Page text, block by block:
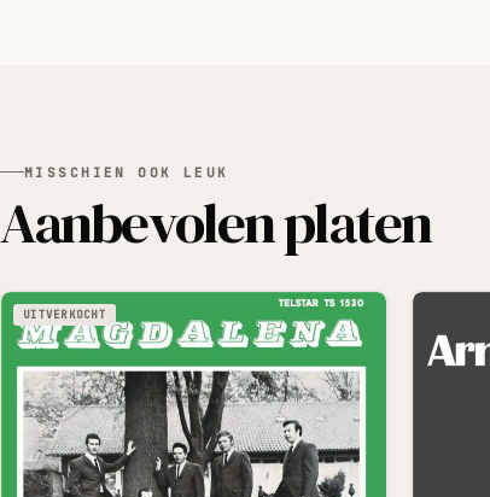
MISSCHIEN OOK LEUK
Aanbevolen platen
UITVERKOCHT